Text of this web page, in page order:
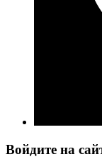
Войдите на